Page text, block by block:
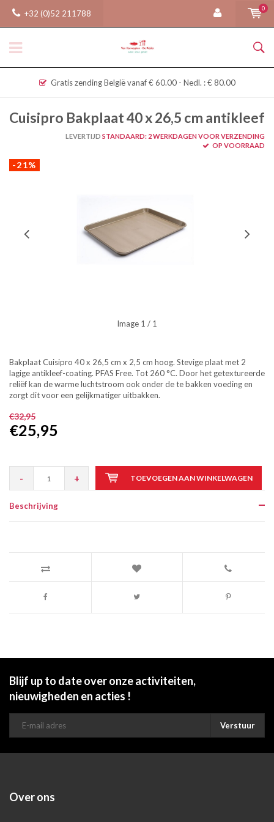
+32 (0)52 211788
0
Gratis zending België vanaf € 60.00 - Nedl. : € 80.00
Cuisipro Bakplaat 40 x 26,5 cm antikleef
LEVERTIJD STANDAARD: 2 WERKDAGEN VOOR VERZENDING
OP VOORRAAD
-21%
Image 1 / 1
Bakplaat Cuisipro 40 x 26,5 cm x 2,5 cm hoog. Stevige plaat met 2
lagige antikleef-coating. PFAS Free. Tot 260 °C. Door het getextureerde
reliëf kan de warme luchtstroom ook onder de te bakken voeding en
zorgt dit voor een gelijkmatiger uitbakken.
€32,95
€25,95
- + TOEVOEGEN AAN WINKELWAGEN
Beschrijving
Blijf up to date over onze activiteiten,
nieuwigheden en acties !
Verstuur
Over ons